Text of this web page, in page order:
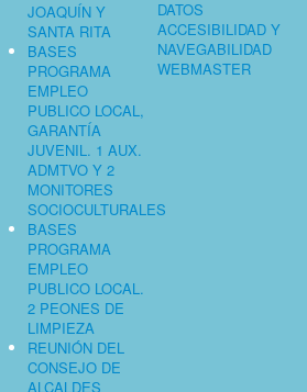
JOAQUÍN Y
SANTA RITA
BASES
PROGRAMA
EMPLEO
PUBLICO LOCAL,
GARANTÍA
JUVENIL. 1 AUX.
ADMTVO Y 2
MONITORES
SOCIOCULTURALES
BASES
PROGRAMA
EMPLEO
PUBLICO LOCAL.
2 PEONES DE
LIMPIEZA
REUNIÓN DEL
CONSEJO DE
ALCALDES
DATOS
ACCESIBILIDAD Y
NAVEGABILIDAD
WEBMASTER